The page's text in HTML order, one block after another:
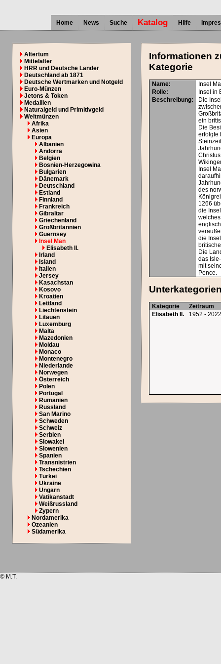
Home News Suche Katalog Hilfe
Altertum
Mittelalter
HRR und Deutsche Länder
Deutschland ab 1871
Deutsche Wertmarken und Notgeld
Euro-Münzen
Jetons & Token
Medaillen
Naturalgeld und Primitivgeld
Weltmünzen
Afrika
Asien
Europa
Albanien
Andorra
Belgien
Bosnien-Herzegowina
Bulgarien
Dänemark
Deutschland
Estland
Finnland
Frankreich
Gibraltar
Griechenland
Großbritannien
Guernsey
Insel Man
Elisabeth II.
Irland
Island
Italien
Jersey
Kasachstan
Kosovo
Kroatien
Lettland
Liechtenstein
Litauen
Luxemburg
Malta
Mazedonien
Moldau
Monaco
Montenegro
Niederlande
Norwegen
Österreich
Polen
Portugal
Rumänien
Russland
San Marino
Schweden
Schweiz
Serbien
Slowakei
Slowenien
Spanien
Transnistrien
Tschechien
Türkei
Ukraine
Ungarn
Vatikanstadt
Weißrussland
Zypern
Nordamerika
Ozeanien
Südamerika
Informationen
Kategorie
Name:
Insel
Rolle:
Insel in
Beschreibung:
Die
ein
Die
erfolgte
Insel
des
1266
die
die
Die
das
mit
Pence.
Kategorie
Zeitraum
Elisabeth II.
1952 -
© M.T.